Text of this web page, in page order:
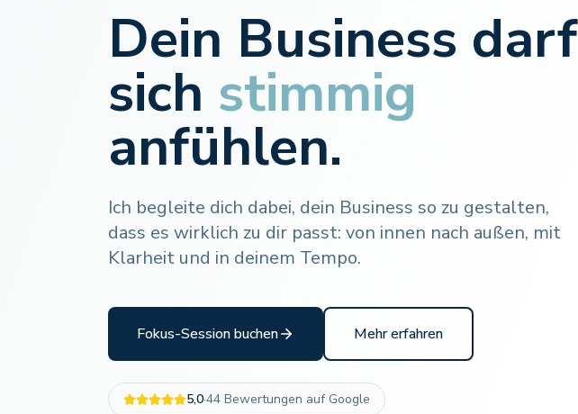
Dein Business darf
sich stimmig
anfühlen.
Ich begleite dich dabei, dein Business so zu gestalten,
dass es wirklich zu dir passt: von innen nach außen, mit
Klarheit und in deinem Tempo.
Fokus-Session buchen Mehr erfahren
5,0·44 Bewertungen auf Google